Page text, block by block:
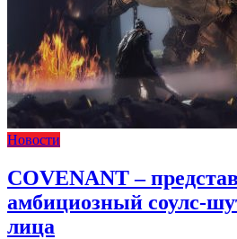
Новости
COVENANT –
амбициозный соулс-
лица